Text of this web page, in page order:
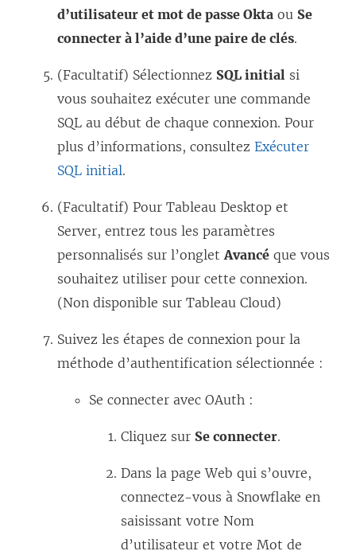
u
n
n
o
u
v
l
l
e
f
e
ê
t
)
d’utilisateur et mot de passe Okta ou Se
connecter à l’aide d’une paire de clés.
(Facultatif) Sélectionnez SQL initial si
vous souhaitez exécuter une commande
SQL au début de chaque connexion. Pour
plus d’informations, consultez Exécuter
SQL initial.
(Facultatif) Pour Tableau Desktop et
Server, entrez tous les paramètres
personnalisés sur l’ongletAvancé que vous
souhaitez utiliser pour cette connexion.
(Non disponible sur Tableau Cloud)
Suivez les étapes de connexion pour la
méthode d’authentification sélectionnée :
Se connecter avec OAuth :
Cliquez sur Se connecter.
Dans la page Web qui s’ouvre,
connectez-vous à Snowflake en
saisissant votre Nom
d’utilisateur et votre Mot de